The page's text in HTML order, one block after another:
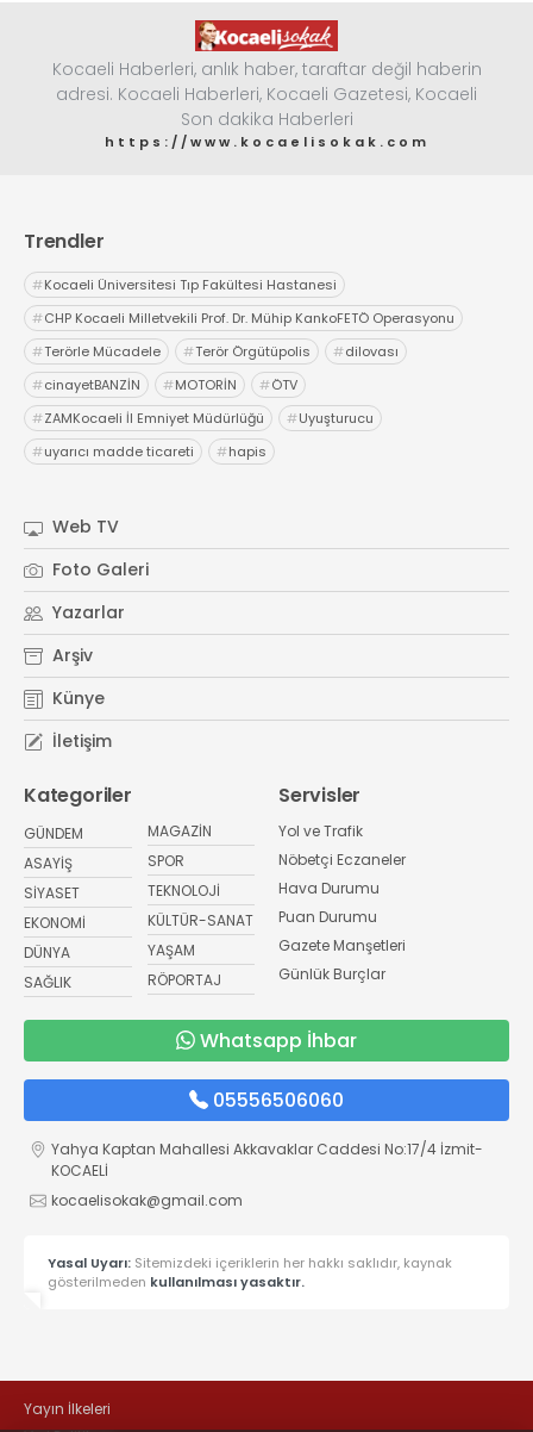
Kocaeli Haberleri, anlık haber, taraftar değil haberin
adresi. Kocaeli Haberleri, Kocaeli Gazetesi, Kocaeli
Son dakika Haberleri
https://www.kocaelisokak.com
Trendler
#Kocaeli Üniversitesi Tıp Fakültesi Hastanesi
#CHP Kocaeli Milletvekili Prof. Dr. Mühip KankoFETÖ Operasyonu
#Terörle Mücadele #Terör Örgütüpolis #dilovası
#cinayetBANZİN #MOTORİN #ÖTV
#ZAMKocaeli İl Emniyet Müdürlüğü #Uyuşturucu
#uyarıcı madde ticareti #hapis
Web TV
Foto Galeri
Yazarlar
Arşiv
Künye
İletişim
Kategoriler
GÜNDEM
ASAYİŞ
SİYASET
EKONOMİ
DÜNYA
SAĞLIK
MAGAZİN
SPOR
TEKNOLOJİ
KÜLTÜR-SANAT
YAŞAM
RÖPORTAJ
Servisler
Yol ve Trafik
Nöbetçi Eczaneler
Hava Durumu
Puan Durumu
Gazete Manşetleri
Günlük Burçlar
Whatsapp İhbar
05556506060
Yahya Kaptan Mahallesi Akkavaklar Caddesi No:17/4 İzmit-
KOCAELİ
kocaelisokak@gmail.com
Yasal Uyarı: Sitemizdeki içeriklerin her hakkı saklıdır, kaynak
gösterilmeden kullanılması yasaktır.
Yayın İlkeleri